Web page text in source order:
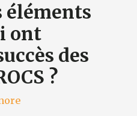
éléments
ont
des
?